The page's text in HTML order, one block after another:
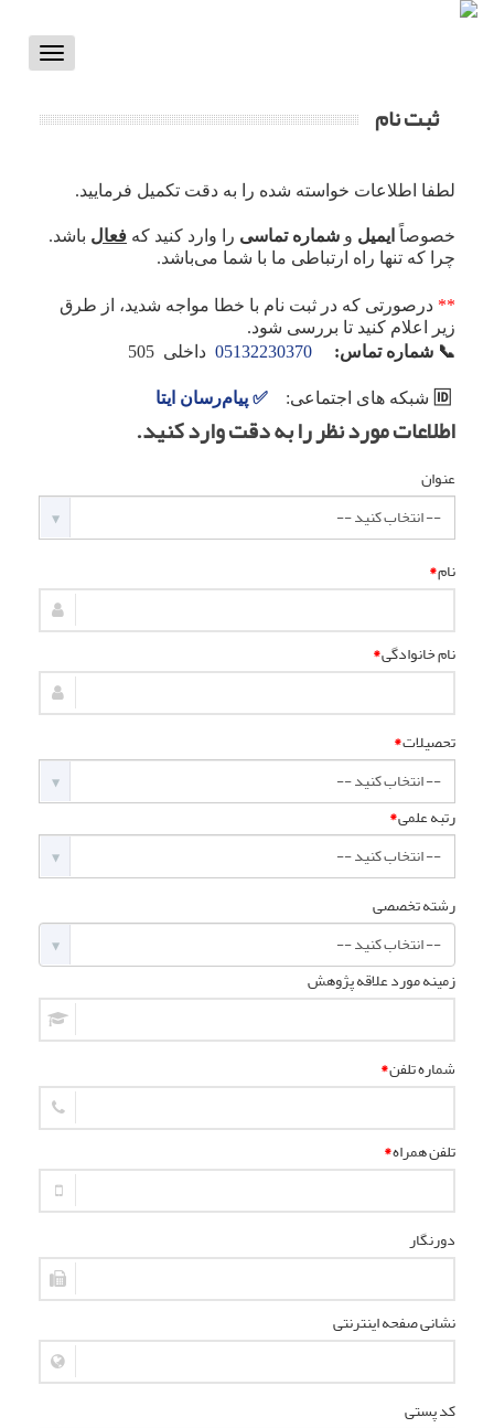
Toggle
ثبت نام
لطفا اطلاعات خواسته شده را به دقت تکمیل فرمایید.
خصوصاً ایمیل و شماره تماسی را وارد کنید که فعال باشد.
چرا که تنها راه ارتباطی ما با شما می‌باشد.
** درصورتی که در ثبت نام با خطا مواجه شدید، از طرق
زیر اعلام کنید تا بررسی شود.
📞 شماره تماس: 05132230370 داخلی 505
🆔 شبکه های اجتماعی: ✅ پیام‌رسان ایتا
اطلاعات مورد نظر را به دقت وارد کنید.
عنوان
نام*
نام خانوادگی*
تحصیلات*
رتبه علمی*
رشته تخصصی
زمینه مورد علاقه پژوهش
شماره تلفن*
تلفن همراه*
دورنگار
نشانی صفحه اینترنتی
کد پستی